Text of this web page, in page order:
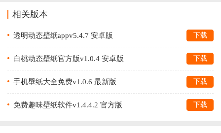
相关版本
透明动态壁纸appv5.4.7 安卓版 下载
白桃动态壁纸官方版v1.0.4 安卓版 下载
手机壁纸大全免费v1.0.6 最新版 下载
免费趣味壁纸软件v1.4.4.2 官方版 下载